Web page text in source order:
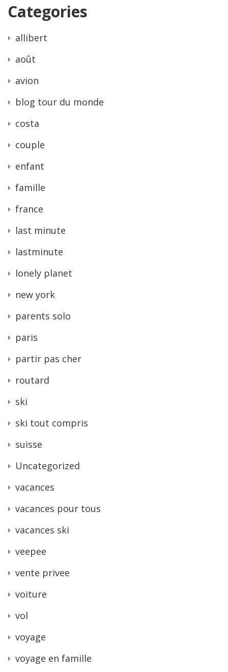
Categories
allibert
août
avion
blog tour du monde
costa
couple
enfant
famille
france
last minute
lastminute
lonely planet
new york
parents solo
paris
partir pas cher
routard
ski
ski tout compris
suisse
Uncategorized
vacances
vacances pour tous
vacances ski
veepee
vente privee
voiture
vol
voyage
voyage en famille